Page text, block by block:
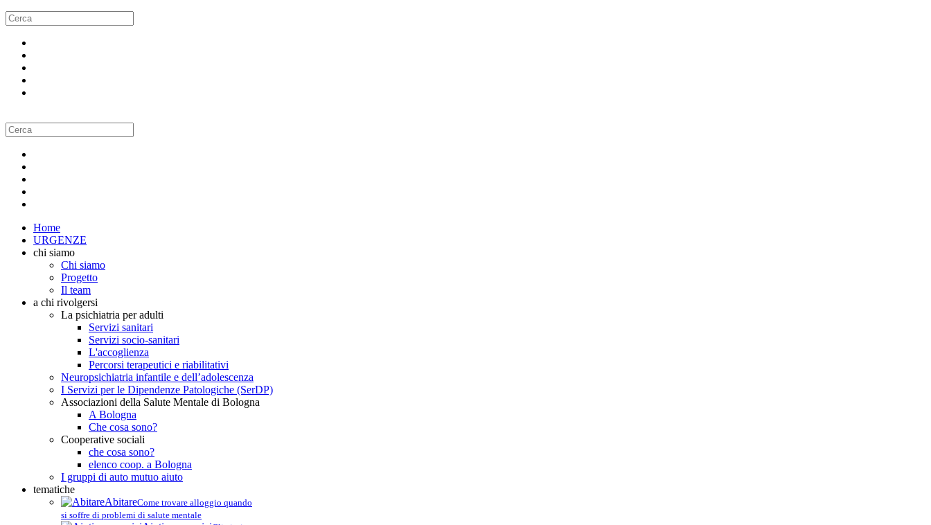
Home
URGENZE
chi siamo
Chi siamo
Progetto
Il team
a chi rivolgersi
La psichiatria per adulti
Servizi sanitari
Servizi socio-sanitari
L'accoglienza
Percorsi terapeutici e riabilitativi
Neuropsichiatria infantile e dell’adolescenza
I Servizi per le Dipendenze Patologiche (SerDP)
Associazioni della Salute Mentale di Bologna
A Bologna
Che cosa sono?
Cooperative sociali
che cosa sono?
elenco coop. a Bologna
I gruppi di auto mutuo aiuto
tematiche
AbitareCome trovare alloggio quando
si soffre di problemi di salute mentale